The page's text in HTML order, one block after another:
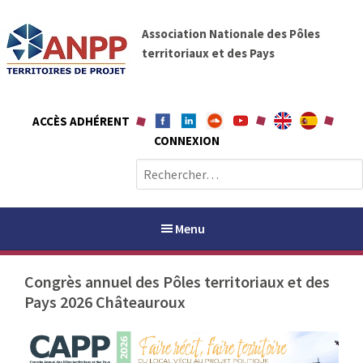
t
A
N
P
P
Association Nationale des Pôles
territoriaux et des Pays
ACCÈS ADHÉRENT
CONNEXION
e
c
c
h
r
Menu
PAYS / PETR
ANPP
Congrès annuel des Pôles territoriaux et des
Pays 2026 Châteauroux